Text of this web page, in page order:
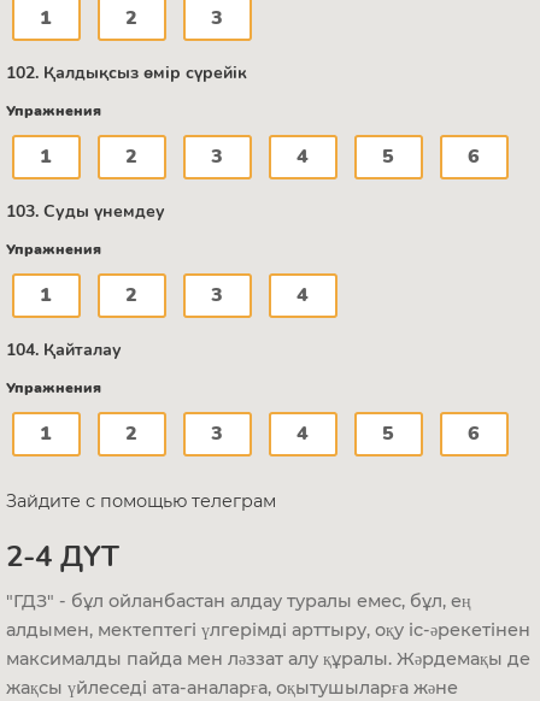
1 2 3
102. Қалдықсыз өмір сүрейік
Упражнения
1 2 3 4 5 6
103. Суды үнемдеу
Упражнения
1 2 3 4
104. Қайталау
Упражнения
1 2 3 4 5 6
Зайдите с помощью телеграм
2-4 ДҮТ
"ГДЗ" - бұл ойланбастан алдау туралы емес, бұл, ең
алдымен, мектептегі үлгерімді арттыру, оқу іс-әрекетінен
максималды пайда мен ләззат алу құралы. Жәрдемақы де
жақсы үйлеседі ата-аналарға, оқытушыларға және